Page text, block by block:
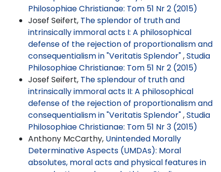
Philosophiae Christianae: Tom 51 Nr 2 (2015)
Josef Seifert, The splendor of truth and
intrinsically immoral acts I: A philosophical
defense of the rejection of proportionalism and
consequentialism in "Veritatis Splendor",Studia
Philosophiae Christianae: Tom 51 Nr 2 (2015)
Josef Seifert, The splendour of truth and
intrinsically immoral acts II: A philosophical
defense of the rejection of proportionalism and
consequentialism in "Veritatis Splendor",Studia
Philosophiae Christianae: Tom 51 Nr 3 (2015)
Anthony McCarthy, Unintended Morally
Determinative Aspects (UMDAs): Moral
absolutes, moral acts and physical features in